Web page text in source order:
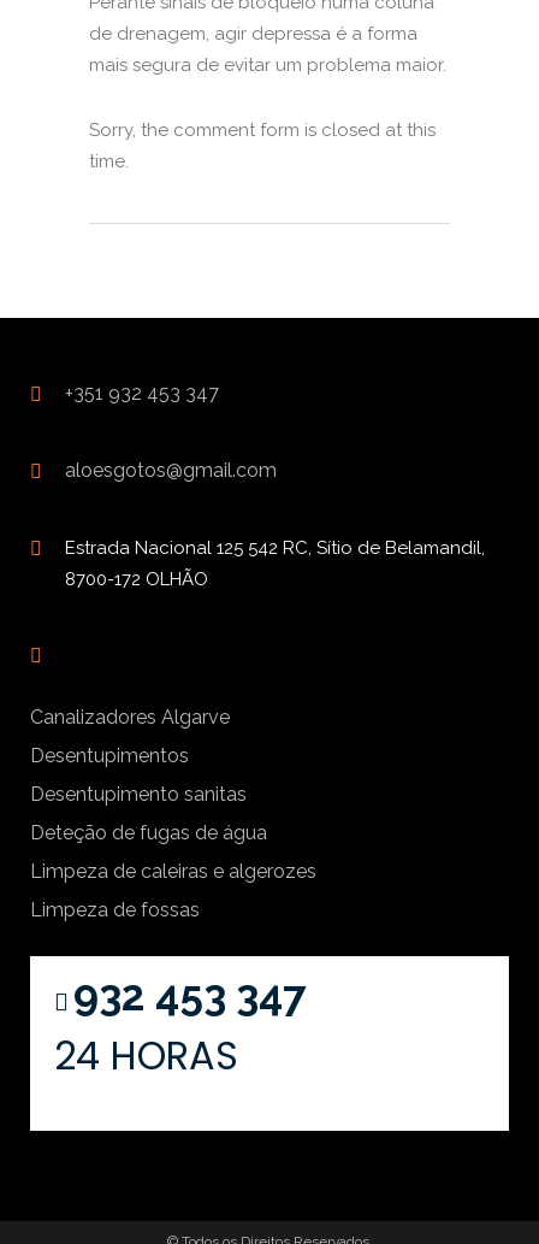
de drenagem, agir depressa é a forma
mais segura de evitar um problema maior.
Sorry, the comment form is closed at this
time.
+351 932 453 347
aloesgotos@gmail.com
Estrada Nacional 125 542 RC, Sítio de Belamandil,
8700-172 OLHÃO
Canalizadores Algarve
Desentupimentos
Desentupimento sanitas
Deteção de fugas de água
Limpeza de caleiras e algerozes
Limpeza de fossas
932 453 347
24 HORAS